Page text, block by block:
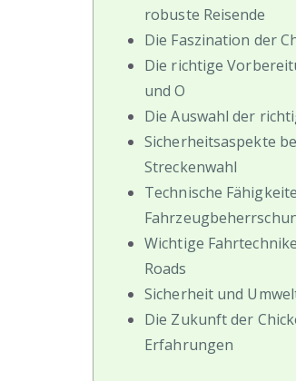
robuste Reisende
Die Faszination der
Die richtige
und O
Die Auswahl der
Sicherheitsaspekte
Streckenwahl
Technische
Wichtige
Roads
Sicherheit und
Die Zukunft der
Erfahrungen